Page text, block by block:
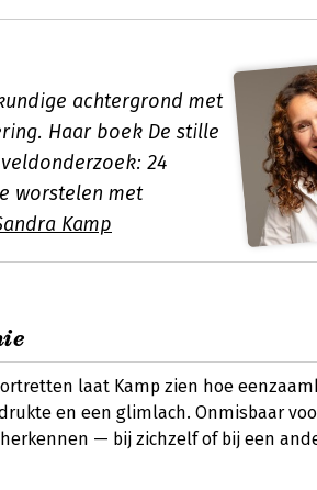
achtergrond met
Haar boek De stille
24
worstelen met
Kamp
laat Kamp zien hoe
en een glimlach. Onmisbaar
— bij zichzelf of bij een